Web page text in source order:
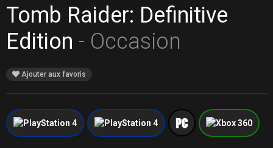
Tomb Raider: Definitive
Edition - Occasion
Ajouter aux favoris